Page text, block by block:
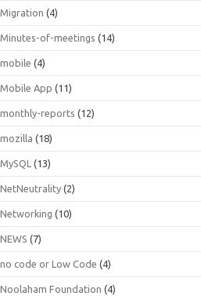
Migration (4)
Minutes-of-meetings (14)
mobile (4)
Mobile App (11)
monthly-reports (12)
mozilla (18)
MySQL (13)
NetNeutrality (2)
Networking (10)
NEWS (7)
no code or Low Code (4)
Noolaham Foundation (4)